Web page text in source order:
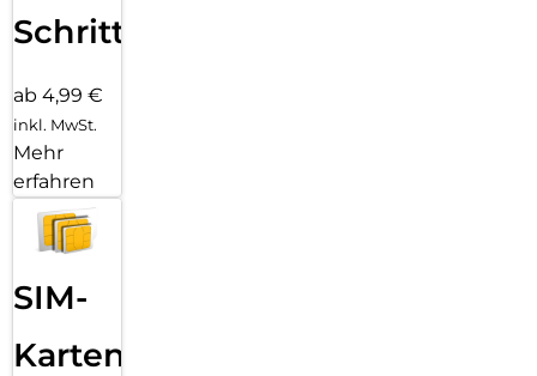
Schritten
ab 4,99 €
inkl. MwSt.
Mehr
erfahren
SIM-
Karten